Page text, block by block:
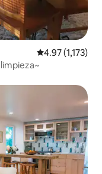
Calificación
4.97 (1,173)